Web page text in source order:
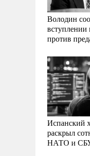
Володин
вступлении
против
Испанский
раскрыл
НАТО и